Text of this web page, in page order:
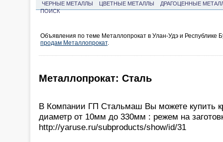
ЧЕРНЫЕ МЕТАЛЛЫ ЦВЕТНЫЕ МЕТАЛЛЫ
ДРАГОЦЕННЫЕ
ПОИСК
Объявления по теме Металлопрокат в Улан-Удэ и Республике
продам Металлопрокат.
Металлопрокат: Сталь
В Компании ГП Стальмаш Вы можете купить
диаметр от 10мм до 330мм : режем на
http://yaruse.ru/subproducts/show/id/31